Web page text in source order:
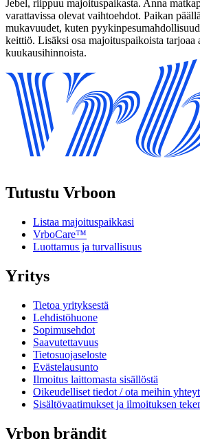
Jebel, riippuu majoituspaikasta. Anna
varattavissa olevat vaihtoehdot. Paikan
mukavuudet, kuten
keittiö. Lisäksi osa majoituspaikoista
kuukausihinnoista.
Tutustu Vrboon
Listaa majoituspaikkasi
VrboCare™
Luottamus ja turvallisuus
Yritys
Tietoa yrityksestä
Lehdistöhuone
Sopimusehdot
Saavutettavuus
Tietosuojaseloste
Evästelausunto
Ilmoitus laittomasta sisällöstä
Oikeudelliset tiedot / ota meihin
Sisältövaatimukset ja ilmoituksen
Vrbon brändit